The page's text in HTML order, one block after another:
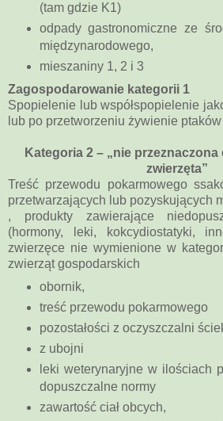
(tam gdzie K1)
odpady gastronomiczne ze
międzynarodowego,
mieszaniny 1, 2 i 3
Zagospodarowanie kategorii 1
Spopielenie lub współspopielenie
lub po przetworzeniu żywienie
Kategoria 2 – „nie
zwierzęta”
Treść przewodu pokarmowego
przetwarzających lub pozyskujących
, produkty zawierające
(hormony, leki, kokcydiostatyki,
zwierzęce nie wymienione w
zwierząt gospodarskich
obornik,
treść przewodu pokarmowego
pozostałości z oczyszczalni
z ubojni
leki weterynaryjne w ilościach
dopuszczalne normy
zawartość ciał obcych,